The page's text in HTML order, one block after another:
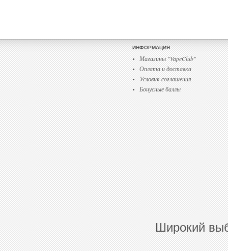
ИНФОРМАЦИЯ
Магазины "VapeClub"
Оплата и доставка
Условия соглашения
Бонусные баллы
Широкий